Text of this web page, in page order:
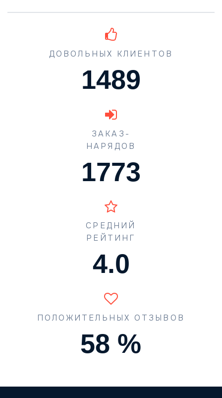
ДОВОЛЬНЫХ КЛИЕНТОВ
1489
ЗАКАЗ-
НАРЯДОВ
1773
СРЕДНИЙ
РЕЙТИНГ
4.5
ПОЛОЖИТЕЛЬНЫХ ОТЗЫВОВ
74 %